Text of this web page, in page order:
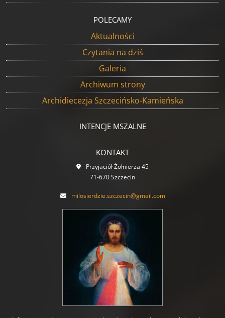
POLECAMY
Aktualności
Czytania na dziś
Galeria
Archiwum strony
Archidiecezja Szczecińsko-Kamieńska
INTENCJE MSZALNE
KONTAKT
Przyjaciół Żołnierza 45
71-670 Szczecin
milosierdzie.szczecin@gmail.com